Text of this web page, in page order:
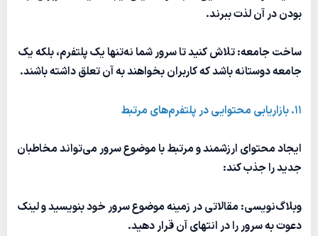
بودن در آن لذت ببرند.
ساخت جامعه: تلاش کنید تا سرور شما نه‌تنها یک پلتفرم، بلکه یک
جامعه دوستانه باشد که کاربران بخواهند به آن تعلق داشته باشند.
11. بازاریابی محتوایی در پلتفرم‌های مرتبط
ایجاد محتوای ارزشمند و مرتبط با موضوع سرور می‌تواند مخاطبان
جدید را جذب کند:
وبلاگ‌نویسی: مقالاتی در زمینه موضوع سرور خود بنویسید و لینک
دعوت به سرور را در انتهای آن قرار دهید.